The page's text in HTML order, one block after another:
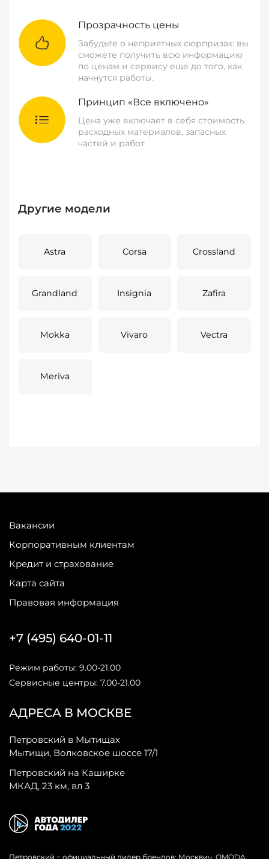
Прозрачность цены
Забудьте о неприятных сюрпризах: вы
сможете получить всю информацию
по ценам и сервису еще до того, как
начнутся работы.
Принцип «Все включено»
Цена уже включает в себя стоимость
расходных материалов, запасных
частей и работ.
Другие модели
Astra Corsa Crossland
Grandland Insignia Zafira
Mokka Vivaro Vectra
Meriva
Вакансии
Корпоративным клиентам
Кредит и страхование
Карта сайта
Правовая информация
АДРЕСА В МОСКВЕ
Петровский в Мытищах
Мытищи, Волковское шоссе 17/1
Петровский на Каширке
МКАД, 23 км, вл 3
+7 (495) 640-01-11
Режим работы: 9.00-21.00
Сервисные центры: 7.00-21.00
Петровский − официальный дилер брендов: Москвич, OMODA,